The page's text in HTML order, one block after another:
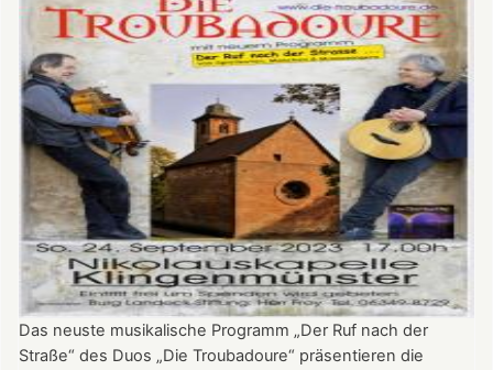
Susanne
Seider
Das neuste musikalische Programm „Der Ruf nach der
Straße“ des Duos „Die Troubadoure“ präsentieren die